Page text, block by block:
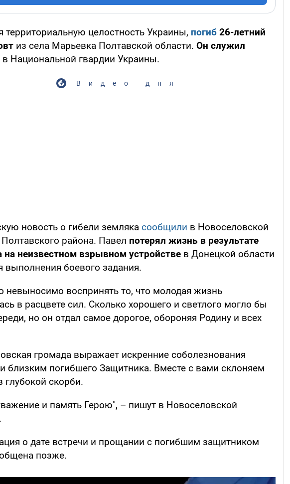
целостность Украины, погиб 26-летний
из села Марьевка Полтавской области. Он служил
в Национальной гвардии Украины.
Видео дня
новость о гибели земляка сообщили в Новоселовской
района. Павел потерял жизнь в результате
на неизвестном взрывном устройстве в Донецкой области
выполнения боевого задания.
невыносимо воспринять то, что молодая жизнь
в расцвете сил. Сколько хорошего и светлого могло бы
но он отдал самое дорогое, обороняя Родину и всех
громада выражает искренние соболезнования
близким погибшего Защитника. Вместе с вами склоняем
глубокой скорби.
и память Герою", – пишут в Новоселовской
о дате встречи и прощании с погибшим защитником
позже.